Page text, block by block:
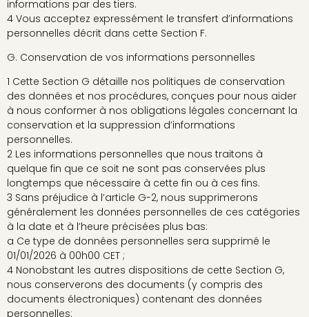
informations par des tiers.
4 Vous acceptez expressément le transfert d’informations
personnelles décrit dans cette Section F.
G. Conservation de vos informations personnelles
1 Cette Section G détaille nos politiques de conservation
des données et nos procédures, conçues pour nous aider
à nous conformer à nos obligations légales concernant la
conservation et la suppression d’informations
personnelles.
2 Les informations personnelles que nous traitons à
quelque fin que ce soit ne sont pas conservées plus
longtemps que nécessaire à cette fin ou à ces fins.
3 Sans préjudice à l’article G-2, nous supprimerons
généralement les données personnelles de ces catégories
à la date et à l’heure précisées plus bas:
a Ce type de données personnelles sera supprimé le
01/01/2026 à 00h00 CET ;
4 Nonobstant les autres dispositions de cette Section G,
nous conserverons des documents (y compris des
documents électroniques) contenant des données
personnelles: